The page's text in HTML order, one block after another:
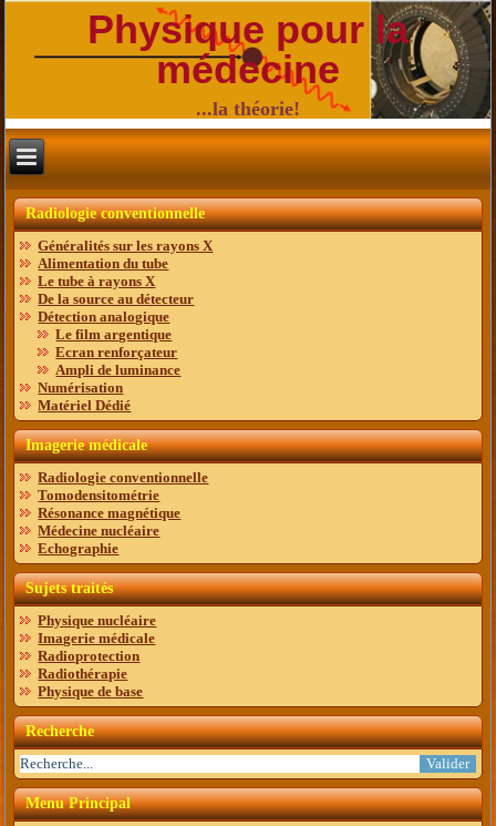
Physique pour la
médecine
...la théorie!
Radiologie conventionnelle
Généralités sur les rayons X
Alimentation du tube
Le tube à rayons X
De la source au détecteur
Détection analogique
Le film argentique
Ecran renforçateur
Ampli de luminance
Numérisation
Matériel Dédié
Imagerie médicale
Radiologie conventionnelle
Tomodensitométrie
Résonance magnétique
Médecine nucléaire
Echographie
Sujets traités
Physique nucléaire
Imagerie médicale
Radioprotection
Radiothérapie
Physique de base
Recherche
Menu Principal